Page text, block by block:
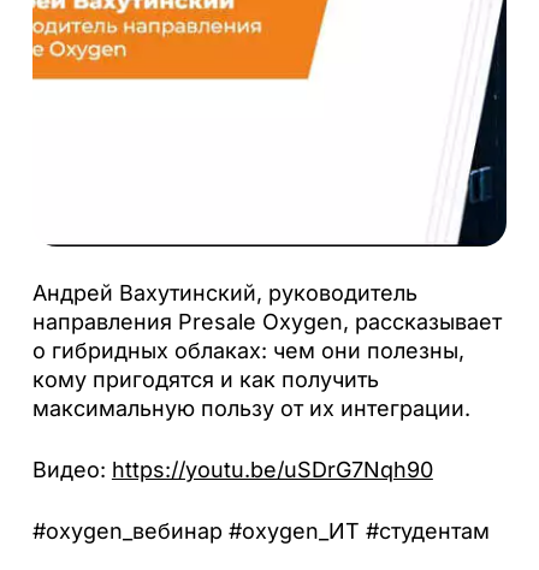
Андрей Вахутинский, руководитель
направления Presale Oxygen, рассказывает
о гибридных облаках: чем они полезны,
кому пригодятся и как получить
максимальную пользу от их интеграции.
Видео: https://youtu.be/uSDrG7Nqh90
#oxygen_вебинар #oxygen_ИТ #студентам